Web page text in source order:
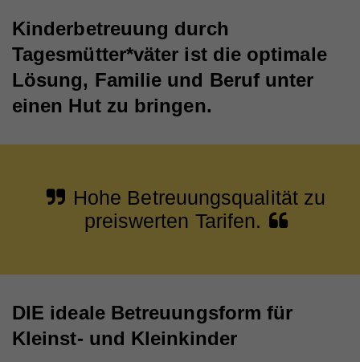
Kinderbetreuung durch
Tagesmütter*väter ist die optimale
Lösung, Familie und Beruf unter
einen Hut zu bringen.
Hohe Betreuungsqualität zu
preiswerten Tarifen.
DIE ideale Betreuungsform für
Kleinst- und Kleinkinder